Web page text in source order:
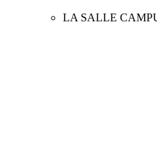
LA SALLE